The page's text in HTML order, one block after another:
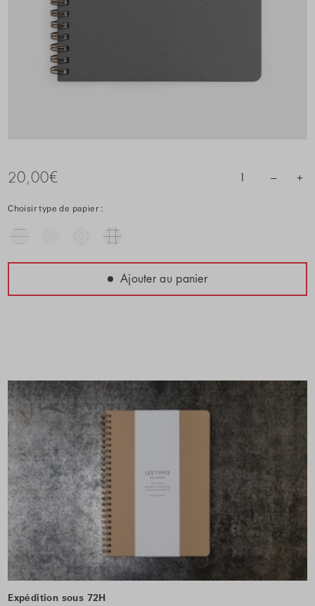
20,00€ 1 – +
Choisir type de papier :
Ajouter au panier
Expédition sous 72H